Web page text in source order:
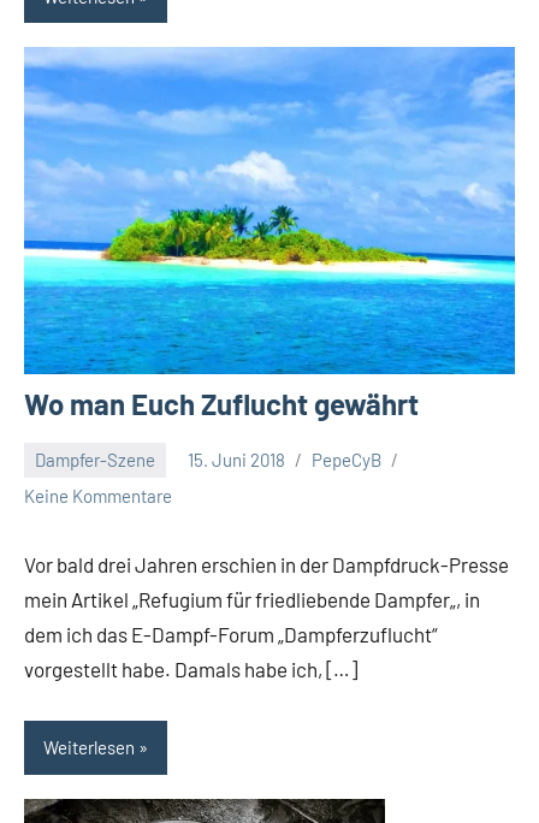
Wo man Euch Zuflucht gewährt
Dampfer-Szene 15. Juni 2018
PepeCyB
Keine Kommentare
Vor bald drei Jahren erschien in der Dampfdruck-Presse
mein Artikel „Refugium für friedliebende Dampfer„, in
dem ich das E-Dampf-Forum „Dampferzuflucht“
vorgestellt habe. Damals habe ich, […]
Weiterlesen